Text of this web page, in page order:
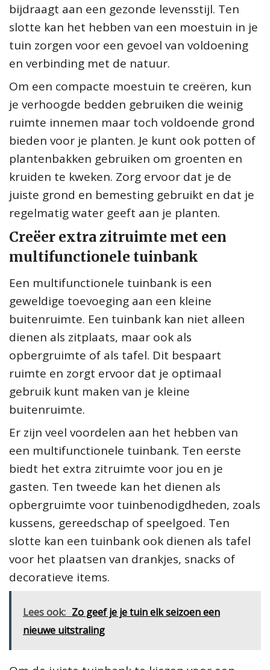
bijdraagt aan een gezonde levensstijl. Ten
slotte kan het hebben van een moestuin in je
tuin zorgen voor een gevoel van voldoening
en verbinding met de natuur.
Om een compacte moestuin te creëren, kun
je verhoogde bedden gebruiken die weinig
ruimte innemen maar toch voldoende grond
bieden voor je planten. Je kunt ook potten of
plantenbakken gebruiken om groenten en
kruiden te kweken. Zorg ervoor dat je de
juiste grond en bemesting gebruikt en dat je
regelmatig water geeft aan je planten.
Creëer extra zitruimte met een
multifunctionele tuinbank
Een multifunctionele tuinbank is een
geweldige toevoeging aan een kleine
buitenruimte. Een tuinbank kan niet alleen
dienen als zitplaats, maar ook als
opbergruimte of als tafel. Dit bespaart
ruimte en zorgt ervoor dat je optimaal
gebruik kunt maken van je kleine
buitenruimte.
Er zijn veel voordelen aan het hebben van
een multifunctionele tuinbank. Ten eerste
biedt het extra zitruimte voor jou en je
gasten. Ten tweede kan het dienen als
opbergruimte voor tuinbenodigdheden, zoals
kussens, gereedschap of speelgoed. Ten
slotte kan een tuinbank ook dienen als tafel
voor het plaatsen van drankjes, snacks of
decoratieve items.
Lees ook: Zo geef je je tuin elk seizoen een
nieuwe uitstraling